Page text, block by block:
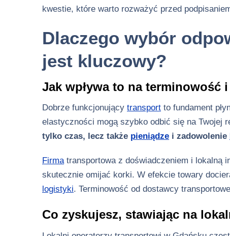
kwestie, które warto rozważyć przed
Dlaczego wybór
jest kluczowy?
Jak wpływa to na terminowość
Dobrze funkcjonujący transport to fundament
elastyczności mogą szybko odbić się na Twojej
tylko czas, lecz także pieniądze i zadowolenie
Firmatransportowa z doświadczeniem i lokalną
skutecznie omijać korki. W efekcie towary
logistyki. Terminowość od dostawcy
Co zyskujesz, stawiając na